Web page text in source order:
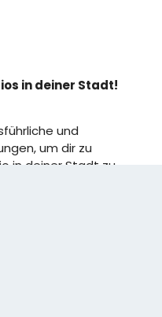
in deiner Stadt!
und
um dir zu
in deiner Stadt zu